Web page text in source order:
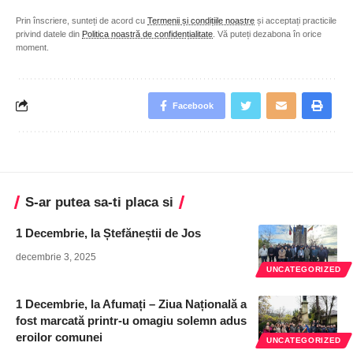
Prin înscriere, sunteți de acord cu Termenii și condițiile noastre și acceptați practicile
privind datele din Politica noastră de confidențialitate . Vă puteți dezabona în orice
moment.
Facebook
S-ar putea sa-ti placa si
UNCATEGORIZED
1 Decembrie, la Ștefăneștii de Jos
decembrie 3, 2025
UNCATEGORIZED
1 Decembrie, la Afumați – Ziua Națională a
fost marcată printr-u omagiu solemn adus
eroilor comunei